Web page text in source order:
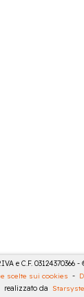
e C.F. 03124370366 -
scelte sui cookies -
realizzato da